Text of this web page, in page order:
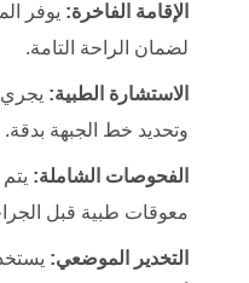
الإقامة الفاخرة: يوفر
لضمان الراحة التامة.
الاستشارة الطبية: يجري
وتحديد خط الجبهة بدقة.
الفحوصات الشاملة:
معوقات طبية قبل
التخدير الموضعي: